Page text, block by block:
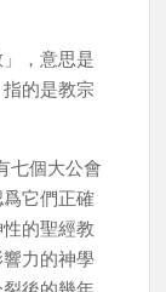
，意思是
的是教宗
七個大公會
它們正確
的聖經教
力的神學